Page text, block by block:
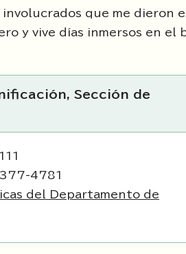
que me dieron
y vive días inmersos en el
Sección de
4781
del Departamento de